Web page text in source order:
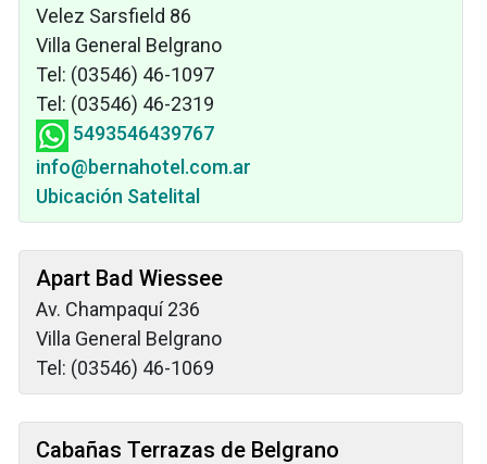
Velez Sarsfield 86
Villa General Belgrano
Tel: (03546) 46-1097
Tel: (03546) 46-2319
5493546439767
info@bernahotel.com.ar
Ubicación Satelital
Apart Bad Wiessee
Av. Champaquí 236
Villa General Belgrano
Tel: (03546) 46-1069
Cabañas Terrazas de Belgrano